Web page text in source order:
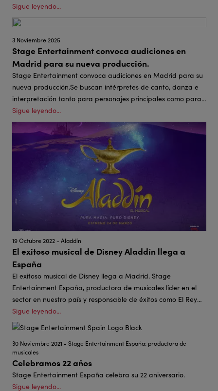
Sigue leyendo...
3 Noviembre 2025
Stage Entertainment convoca audiciones en
Madrid para su nueva producción.
Stage Entertainment convoca audiciones en Madrid para su
nueva producción.Se buscan intérpretes de canto, danza e
interpretación tanto para personajes principales como para
elenco.
Sigue leyendo...
19 Octubre 2022 - Aladdín
El exitoso musical de Disney Aladdín llega a
España
El exitoso musical de Disney llega a Madrid. Stage
Entertainment España, productora de musicales líder en el
sector en nuestro país y responsable de éxitos como El Rey
León de Disney, La Bella y la Bestia de Disney, y otros títulos
como Anastasia, Tina, o Los Miserables, estrenará el 24 de
marzo de 2023 el musical de Disney Aladdin.
Sigue leyendo...
30 Noviembre 2021 - Stage Entertainment España: productora de
musicales
Celebramos 22 años
Stage Entertainment España celebra su 22 aniversario.
Sigue leyendo...